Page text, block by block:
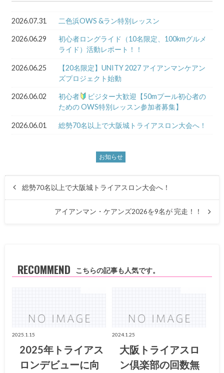
2026.07.31 二色浜OWS &ラン特別レッスン
2026.06.29
初心者ロングライド（10名限定、100kmグルメ
ライド）活動レポート！！
2026.06.25
【20名限定】UNITY 2027 アイアンマンケアン
ズプロジェクト始動
2026.06.02 初心者
ビジター大歓迎【50mプール初心者の
ための OWS特別レッスン参加者募集】
2026.06.01 総勢70名以上で大阪城トライアスロン大会へ！
お知らせ
総勢70名以上で大阪城トライアスロン大会へ！
アイアンマン・ケアンズ2026を9名が 完走！！
RECOMMEND こちらの記事も人気です。
2025.1.15
2025年トライアス
ロンデビューに向
2024.1.25
大阪トライアスロ
ン倶楽部の回数無